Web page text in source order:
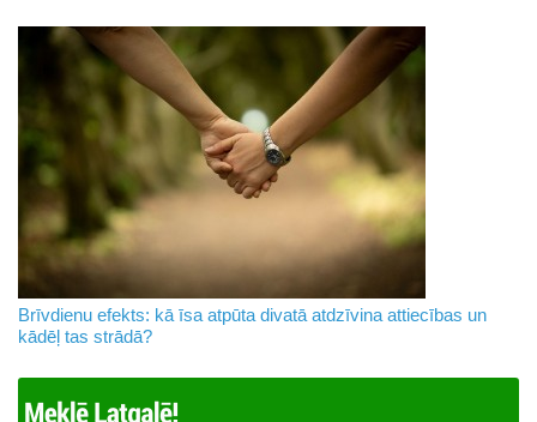
Brīvdienu efekts: kā īsa atpūta divatā atdzīvina attiecības un
kādēļ tas strādā?